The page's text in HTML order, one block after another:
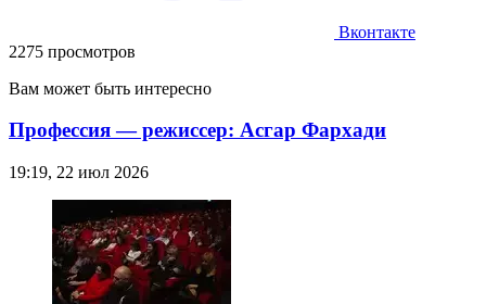
Вконтакте
2275 просмотров
Вам может быть интересно
Профессия — режиссер: Асгар Фархади
19:19, 22 июл 2026